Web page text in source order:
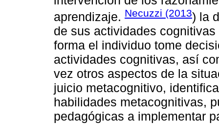
aprendizaje. Necuzzi (2013) la
de sus actividades
forma el individuo tome
actividades cognitivas, así
vez otros aspectos de la
juicio metacognitivo,
habilidades metacognitivas,
pedagógicas a implementar